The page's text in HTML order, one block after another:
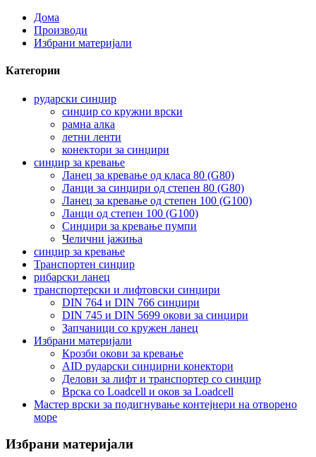
Дома
Производи
Избрани материјали
Категории
рударски синџир
синџир со кружни врски
рамна алка
летни ленти
конектори за синџири
синџир за кревање
Ланец за кревање од класа 80 (G80)
Ланци за синџири од степен 80 (G80)
Ланец за кревање од степен 100 (G100)
Ланци од степен 100 (G100)
Синџири за кревање пумпи
Челични јажиња
синџир за кревање
Транспортен синџир
рибарски ланец
транспортерски и лифтовски синџири
DIN 764 и DIN 766 синџири
DIN 745 и DIN 5699 окови за синџири
Запчаници со кружен ланец
Избрани материјали
Крозби окови за кревање
AID рударски синџирни конектори
Делови за лифт и транспортер со синџир
Врска со Loadcell и оков за Loadcell
Мастер врски за подигнување контејнери на отворено
море
Избрани материјали